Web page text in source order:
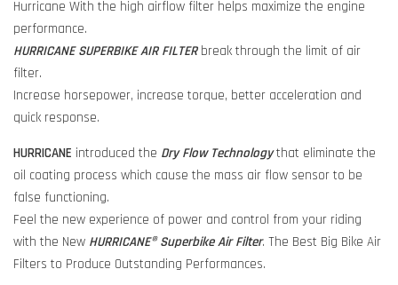
Hurricane With the high airflow filter helps maximize the engine
performance.
HURRICANE SUPERBIKE AIR FILTERbreak through the limit of air
filter.
Increase horsepower, increase torque, better acceleration and
quick response.
HURRICANE introduced the Dry Flow Technologythat eliminate the
oil coating process which cause the mass air flow sensor to be
false functioning.
Feel the new experience of power and control from your riding
with the New HURRICANE® Superbike Air Filter. The Best Big Bike Air
Filters to Produce Outstanding Performances.